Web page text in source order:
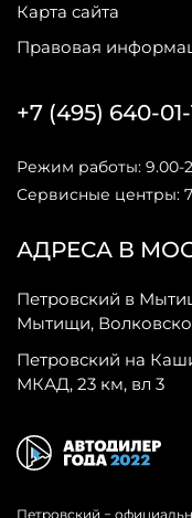
Карта сайта
Правовая
АДРЕСА В
Петровский в
Мытищи,
Петровский на
МКАД, 23 км, вл 3
+7 (495) 640-01-
Режим работы: 9.00-
Сервисные центры:
Петровский −